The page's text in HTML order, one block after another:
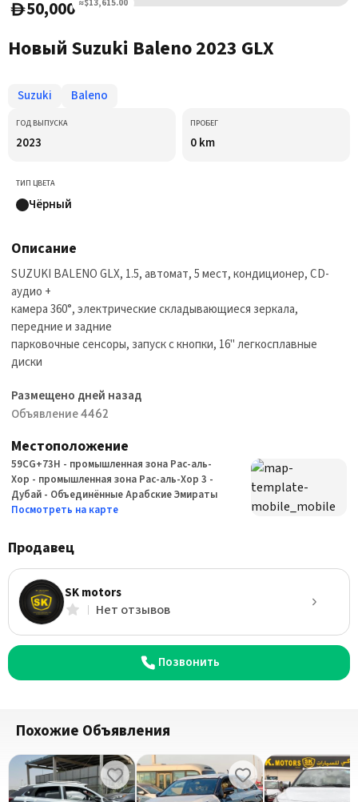
D50,000 ≈$13,615.00
Новый Suzuki Baleno 2023 GLX
Suzuki Baleno
ГОД ВЫПУСКА
2023
ПРОБЕГ
0 km
ТИП ЦВЕТА
Чёрный
Описание
SUZUKI BALENO GLX, 1.5, автомат, 5 мест, кондиционер, CD-
аудио +
камера 360°, электрические складывающиеся зеркала,
передние и задние
парковочные сенсоры, запуск с кнопки, 16" легкосплавные
диски
Размещено дней назад
Объявление 4462
Местоположение
59CG+73H - промышленная зона Рас-аль-
Хор - промышленная зона Рас-аль-Хор 3 -
Дубай - Объединённые Арабские Эмираты
Посмотреть на карте
Продавец
SK motors
Нет отзывов
Позвонить
Похожие Объявления